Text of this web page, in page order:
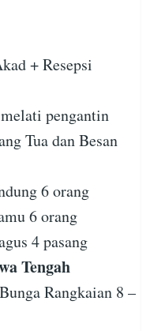
+ Resepsi
pengantin
Tua dan Besan
6 orang
6 orang
4 pasang
Tengah
Rangkaian 8 –